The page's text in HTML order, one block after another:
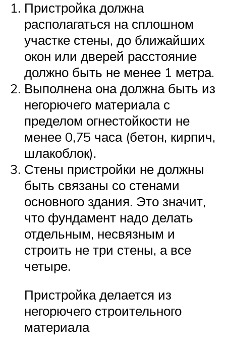
Пристройка должна
располагаться на сплошном
участке стены, до ближайших
окон или дверей расстояние
должно быть не менее 1 метра.
Выполнена она должна быть из
негорючего материала с
пределом огнестойкости не
менее 0,75 часа (бетон, кирпич,
шлакоблок).
Стены пристройки не должны
быть связаны со стенами
основного здания. Это значит,
что фундамент надо делать
отдельным, несвязным и
строить не три стены, а все
четыре.
Пристройка делается из
негорючего строительного
материала